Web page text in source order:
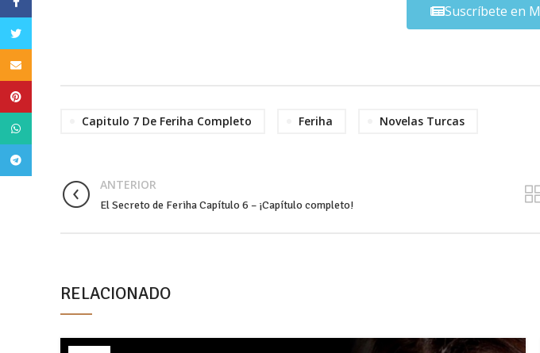
Suscríbete en
Capitulo 7 De Feriha Completo Feriha Novelas Turcas
ANTERIOR
El Secreto de Feriha Capítulo 6 – ¡Capítulo completo!
RELACIONADO
WhatsApp